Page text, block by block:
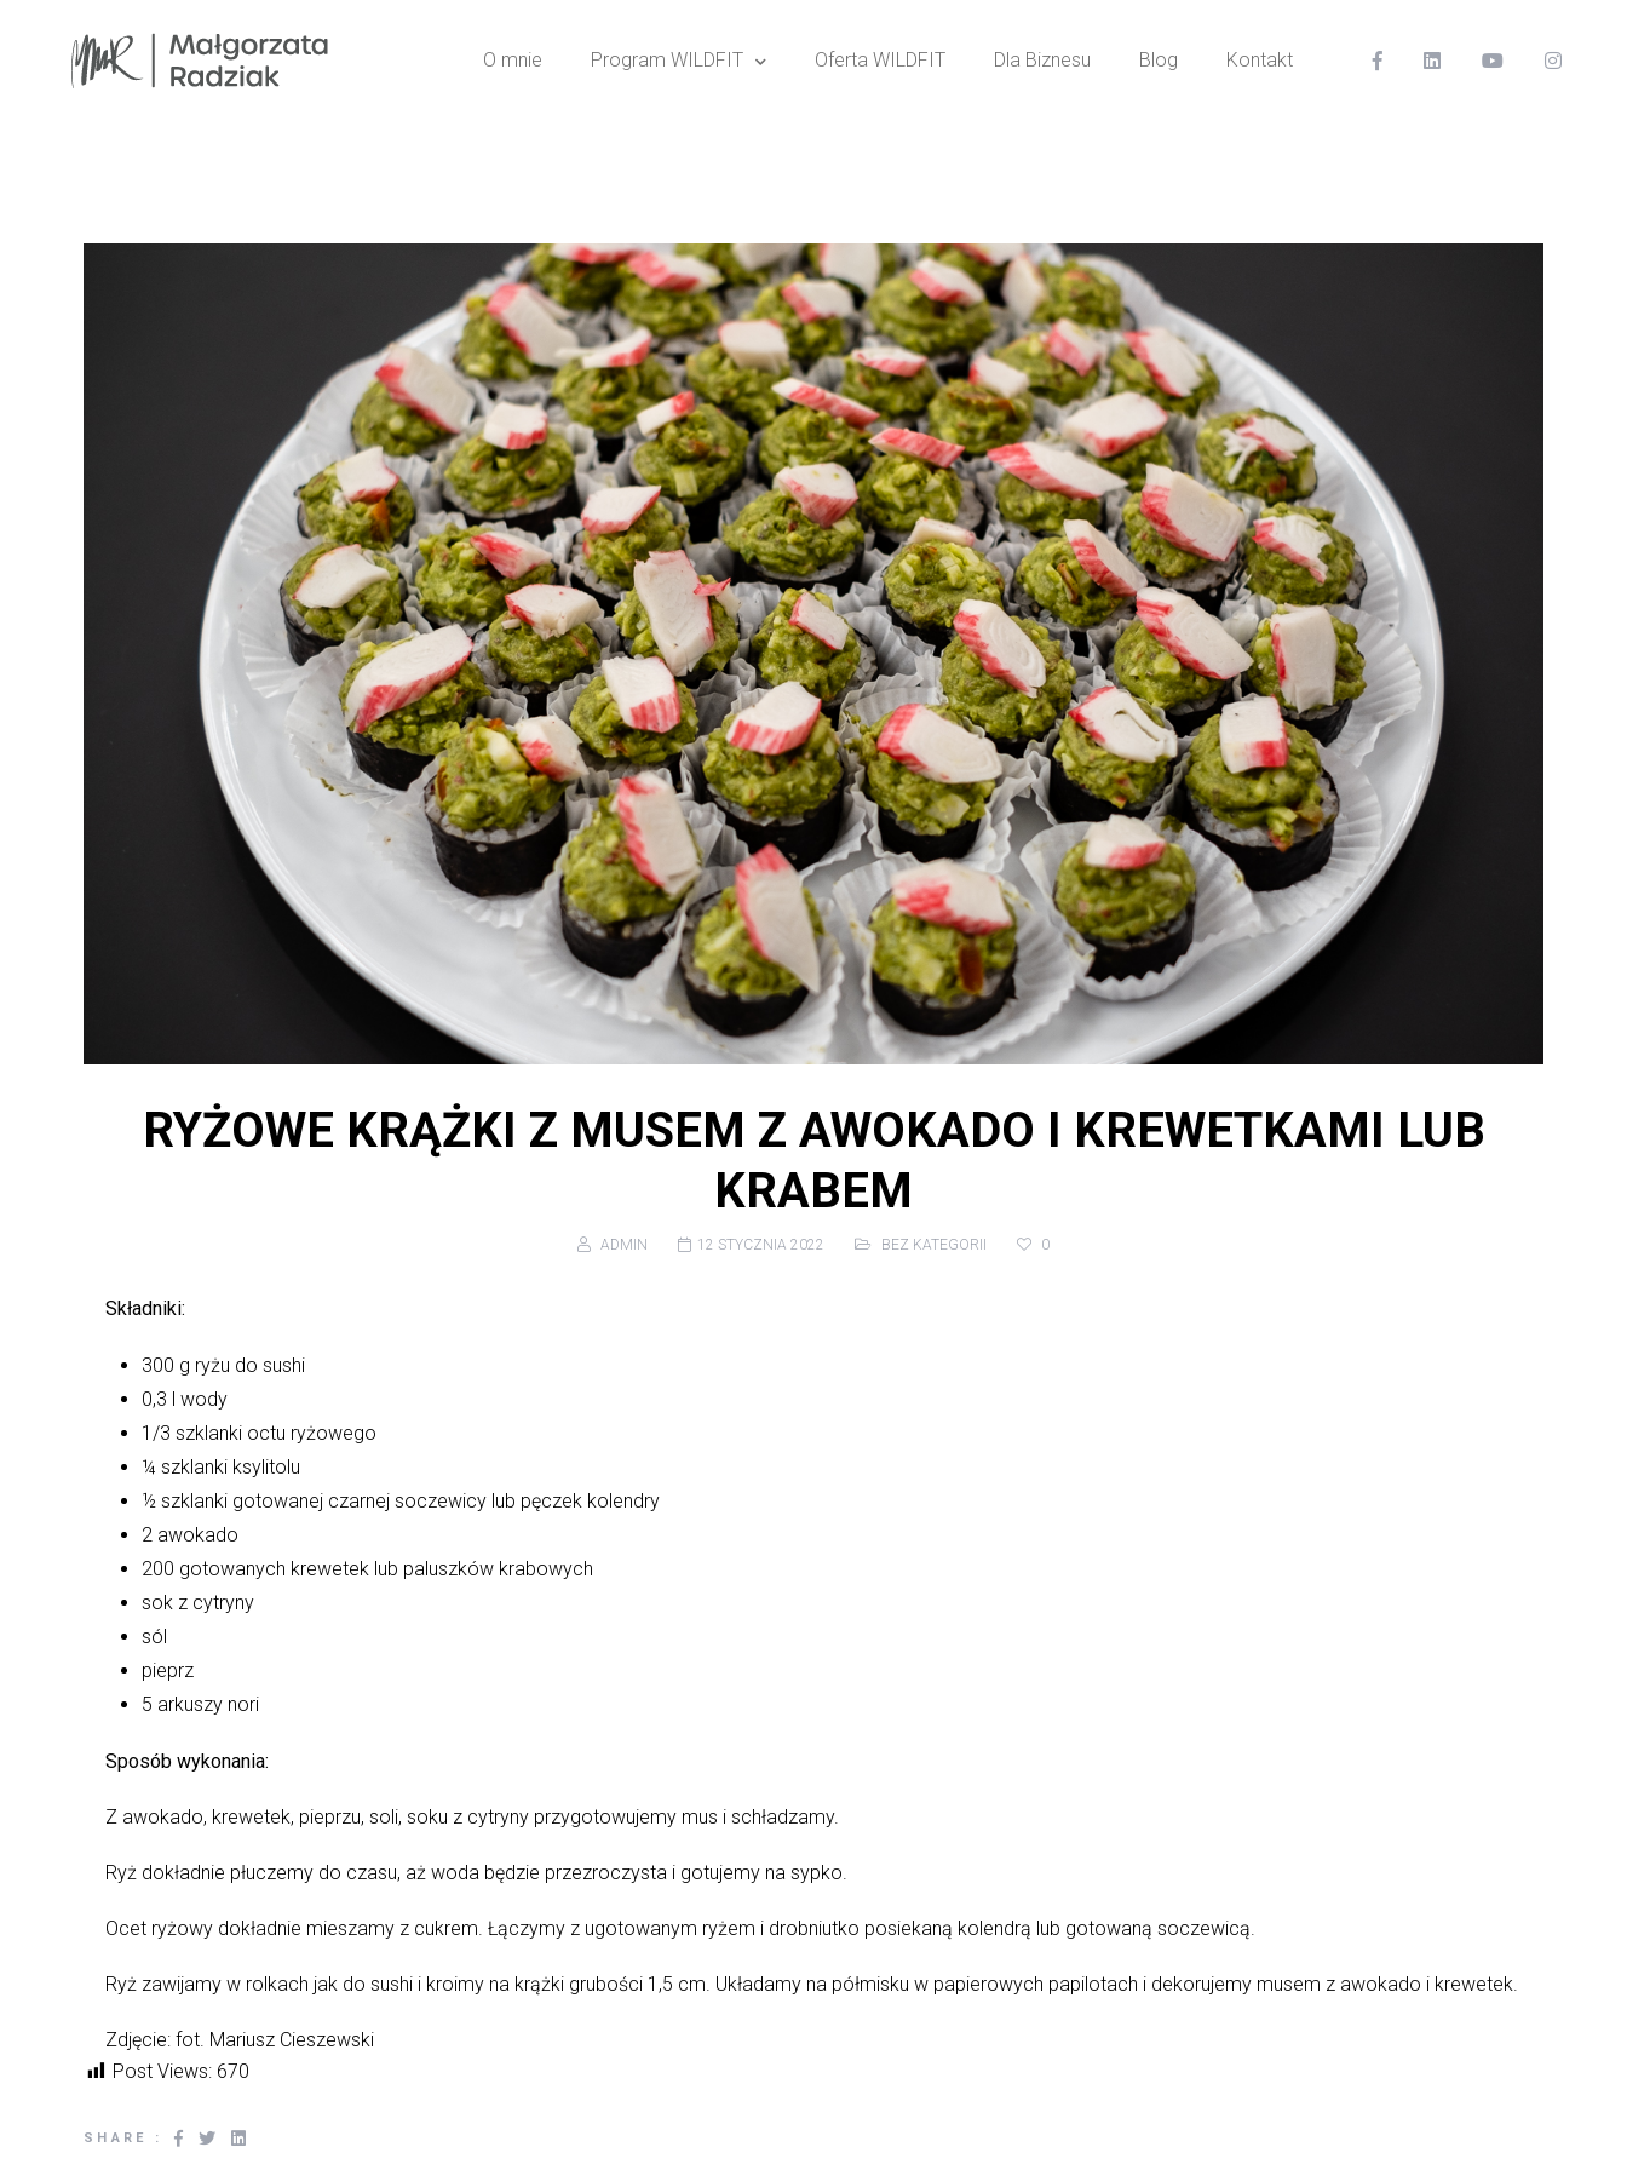
O mnie Program WILDFIT Oferta WILDFIT Dla Biznesu Blog Kontakt
RYŻOWE KRĄŻKI Z MUSEM Z AWOKADO I KREWETKAMI LUB
KRABEM
ADMIN 12 STYCZNIA 2022 BEZ KATEGORII 0
Składniki:
300 g ryżu do sushi
0,3 l wody
1/3 szklanki octu ryżowego
¼ szklanki ksylitolu
½ szklanki gotowanej czarnej soczewicy lub pęczek kolendry
2 awokado
200 gotowanych krewetek lub paluszków krabowych
sok z cytryny
sól
pieprz
5 arkuszy nori
Sposób wykonania:
Z awokado, krewetek, pieprzu, soli, soku z cytryny przygotowujemy mus i schładzamy.
Ryż dokładnie płuczemy do czasu, aż woda będzie przezroczysta i gotujemy na sypko.
Ocet ryżowy dokładnie mieszamy z cukrem. Łączymy z ugotowanym ryżem i drobniutko posiekaną kolendrą lub gotowaną soczewicą.
Ryż zawijamy w rolkach jak do sushi i kroimy na krążki grubości 1,5 cm. Układamy na półmisku w papierowych papilotach i dekorujemy musem z awokado i krewetek.
Zdjęcie: fot. Mariusz Cieszewski
Post Views: 670
SHARE :